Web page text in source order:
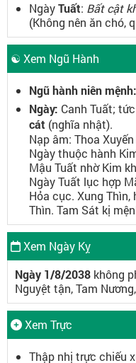
NgàyTuất: Bất cật
(Không nên ăn chó,
☯ Xem Ngũ Hành
Ngũ hành niên mệnh:
Ngày: Canh Tuất;
cát (nghĩa nhật).
Nạp âm: Thoa
Ngày thuộc hành
Mậu Tuất nhờ Kim
Ngày Tuất lục hợp
Hỏa cục. Xung Thìn,
Thìn. Tam Sát kị
Xem Ngày Kỵ
Ngày 1/8/2038 không
Nguyệt tận, Tam
Xem Trực
Thập nhị trực chiếu